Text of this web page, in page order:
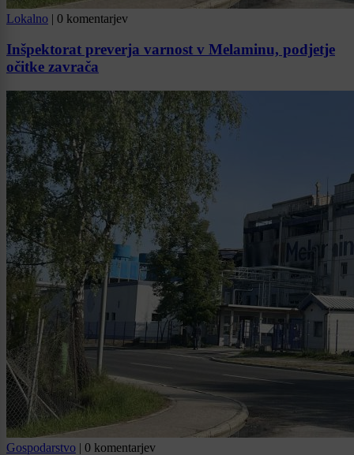
Lokalno | 0 komentarjev
Inšpektorat preverja varnost v Melaminu, podjetje
očitke zavrača
Gospodarstvo | 0 komentarjev